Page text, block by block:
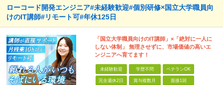
ローコード開発エンジニア#未経験歓迎#個別研修×国立大学職員向
けのIT講師#リモート可#年休125日
「国立大学職員向けのIT講師」×「絶対に一人に
しない体制」 無理させずに、市場価値の高いエ
ンジニアへ育てます！
未経験歓迎 学歴不問 ベテランOK
完全週休2日 賞与複数月 面接1回